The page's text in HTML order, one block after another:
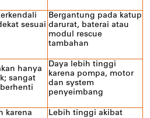
sesuai
Bergantung pada katup
darurat, baterai atau
modul rescue
tambahan
hanya
sangat
Daya lebih tinggi
karena pompa, motor
dan system
penyeimbang
karena
Lebih tinggi akibat